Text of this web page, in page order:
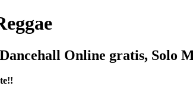
Online gratis, Solo